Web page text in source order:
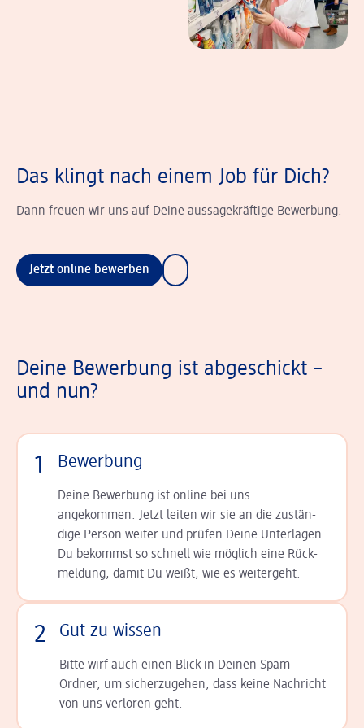
Das klingt nach einem Job für Dich?
Dann freuen wir uns auf Deine aussagekräftige Bewerbung.
Jetzt online bewerben
Deine Bewerbung ist abgeschickt –
und nun?
1 Bewerbung
Deine Bewerbung ist online bei uns
angekommen. Jetzt leiten wir sie an die zu­stän­
dige Person weiter und prüfen Deine Unterlagen.
Du bekommst so schnell wie möglich eine Rück­
meldung, damit Du weißt, wie es weitergeht.
2 Gut zu wissen
Bitte wirf auch einen Blick in Deinen Spam-
Ordner, um sicherzugehen, dass keine Nachricht
von uns verloren geht.